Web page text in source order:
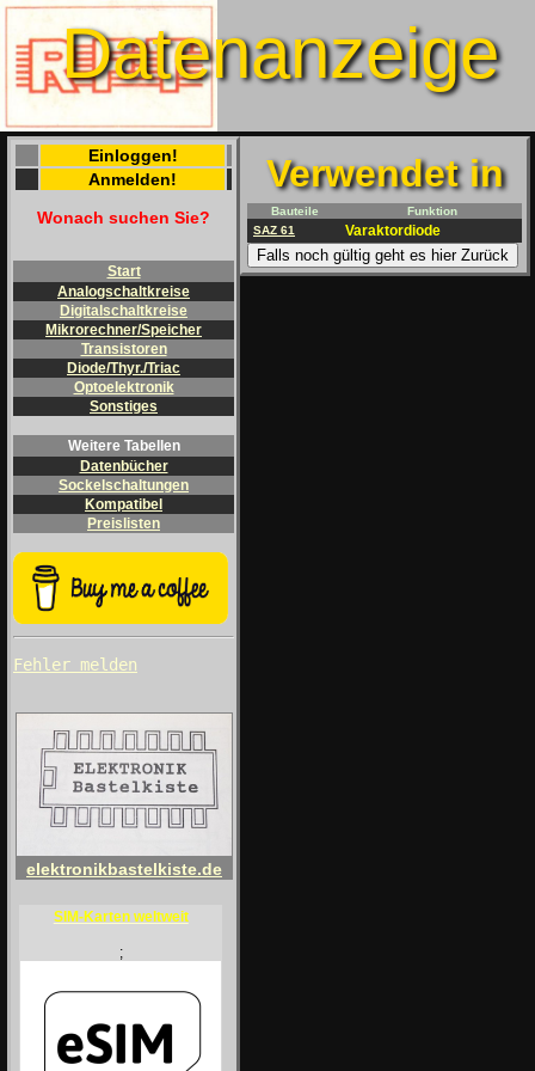
Datenanzeige
Einloggen!
Anmelden!
Wonach suchen Sie?
Start
Analogschaltkreise
Digitalschaltkreise
Mikrorechner/Speicher
Transistoren
Diode/Thyr./Triac
Optoelektronik
Sonstiges
Weitere Tabellen
Datenbücher
Sockelschaltungen
Kompatibel
Preislisten
Fehler melden
elektronikbastelkiste.de
SIM-Karten weltweit
;
Verwendet in
Bauteile
Funktion
SAZ 61
Varaktordiode
Falls noch gültig geht es hier Zurück